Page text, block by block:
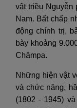
vật triều Nguyễn
Nam. Bất chấp
động chính trị,
bày khoảng
Chămpa.
Những hiện vật
và chức năng,
(1802 - 1945)